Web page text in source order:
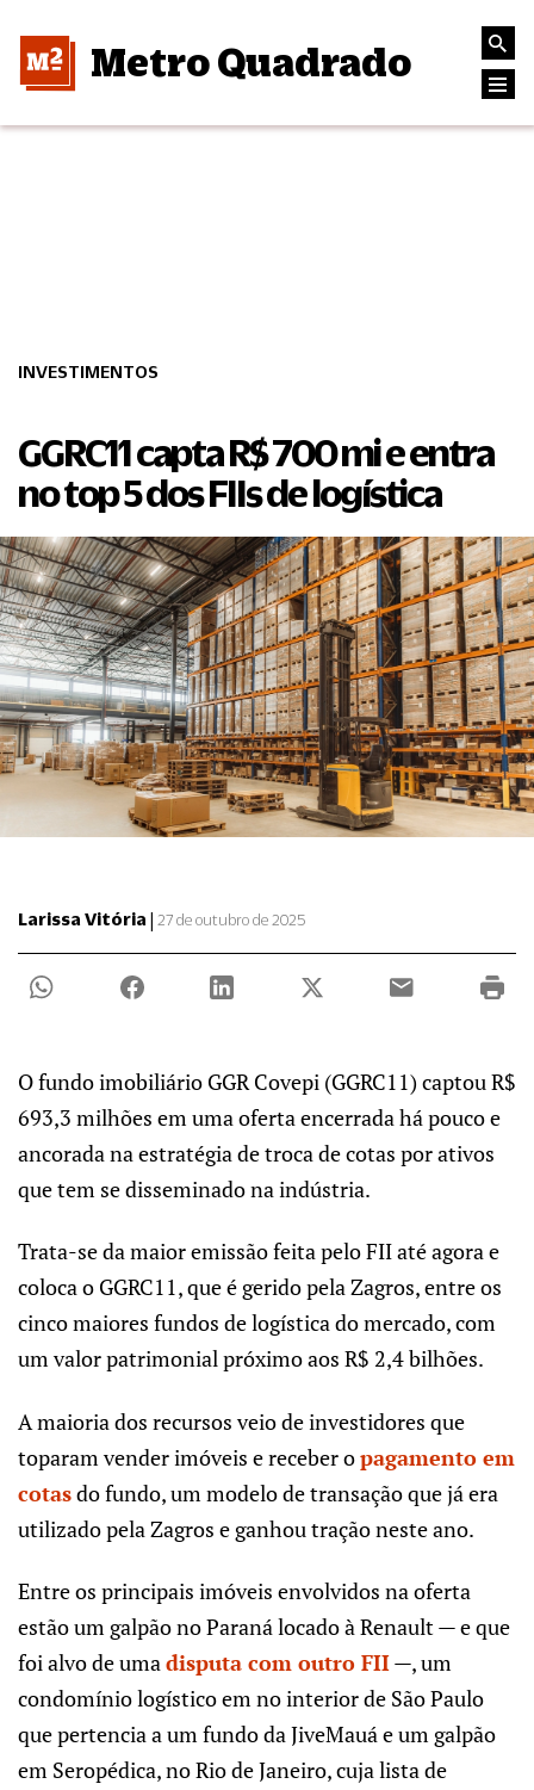
Metro Quadrado
INVESTIMENTOS
GGRC11 capta R$ 700 mi e entra
no top 5 dos FIIs de logística
Larissa Vitória | 27 de outubro de 2025
O fundo imobiliário GGR Covepi (GGRC11) captou R$
693,3 milhões em uma oferta encerrada há pouco e
ancorada na estratégia detroca de cotas por ativos
que tem se disseminado na indústria.
Trata-se da maior emissão feita pelo FII até agora e
coloca o GGRC11, que é gerido pela Zagros, entre os
cinco maiores fundos de logística do mercado, com
um valor patrimonial próximo aos R$ 2,4 bilhões.
A maioria dos recursos veio de investidores que
toparam vender imóveis e receber opagamento em
cotasdo fundo, um modelo de transação que já era
utilizado pela Zagros e ganhou tração neste ano.
Entre os principais imóveis envolvidos na oferta
estão um galpão no Paraná locado à Renault — e que
foi alvo de umadisputa com outro FII—, um
condomínio logístico em no interior de São Paulo
que pertencia a um fundo da JiveMauá e um galpão
em Seropédica, no Rio de Janeiro, cuja lista de